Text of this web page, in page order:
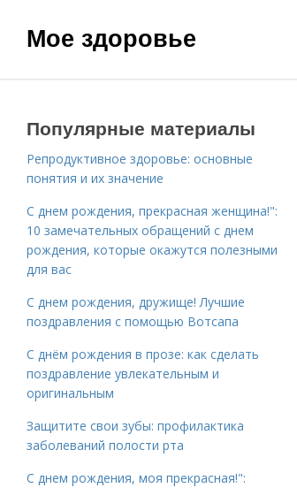
Мое здоровье
Популярные материалы
Репродуктивное здоровье: основные
понятия и их значение
С днем рождения, прекрасная женщина!":
10 замечательных обращений с днем
рождения, которые окажутся полезными
для вас
С днем рождения, дружище! Лучшие
поздравления с помощью Вотсапа
С днём рождения в прозе: как сделать
поздравление увлекательным и
оригинальным
Защитите свои зубы: профилактика
заболеваний полости рта
С днем рождения, моя прекрасная!":